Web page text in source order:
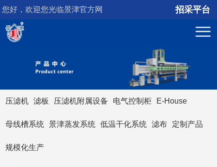
您好，欢迎您光临景津官方网
站！
招采平台
压滤机 滤板 压滤机附属设备 电气控制柜 E-House
母线槽系统 景津蒸发系统 低温干化系统 滤布 定制产品
规模化生产